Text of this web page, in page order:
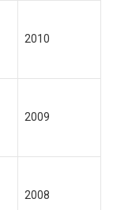
2010
2009
2008